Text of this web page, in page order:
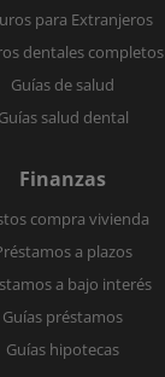
para Extranjeros
dentales completos
Guías de salud
Guías salud dental
Finanzas
compra vivienda
a plazos
a bajo interés
Guías préstamos
Guías hipotecas